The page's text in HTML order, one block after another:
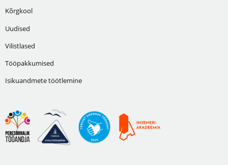
Kõrgkool
Uudised
Vilistlased
Tööpakkumised
Isikuandmete töötlemine